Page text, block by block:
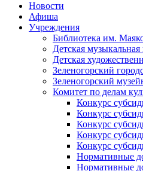
Новости
Афиша
Учреждения
Библиотека им.
Детская музыкальная
Детская
Зеленогорский
Зеленогорский
Комитет по делам
Конкурс
Конкурс
Конкурс
Конкурс
Конкурс
Нормативные
Нормативные